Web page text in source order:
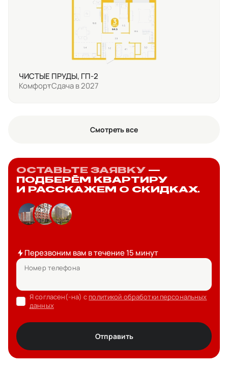
ЧИСТЫЕ ПРУДЫ, ГП-2
КомфортСдача в 2027
Смотреть все
ОСТАВЬТЕ ЗАЯВКУ —
ПОДБЕРЁМ КВАРТИРУ
И РАССКАЖЕМ О СКИДКАХ.
Перезвоним вам в течение 15 минут
Номер телефона
Я согласен(-на) с политикой обработки персональных
данных
Отправить